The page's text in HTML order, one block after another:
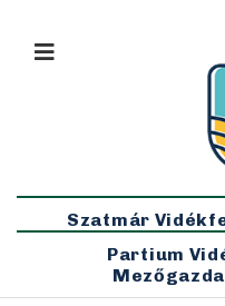
Szatmár
Partium